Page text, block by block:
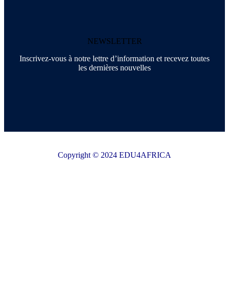
NEWSLETTER
Inscrivez-vous à notre lettre d’information et recevez toutes
les dernières nouvelles
Copyright © 2024 EDU4AFRICA